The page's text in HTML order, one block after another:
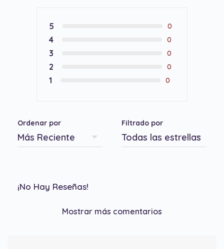
5 0
4 0
3 0
2 0
1 0
Ordenar por Filtrado por
¡No Hay Reseñas!
Mostrar más comentarios